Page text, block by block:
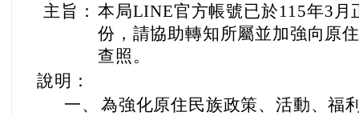
主旨： 本局LINE官方帳號已於115年3月
份，請協助轉知所屬並加強向原
查照。
說明：
一、 為強化原住民族政策、活動、福